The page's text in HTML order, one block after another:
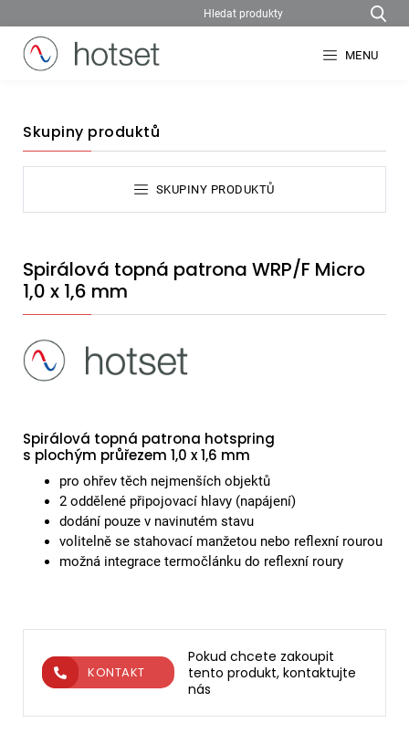
MENU
Skupiny produktů
SKUPINY PRODUKTŮ
Spirálová topná patrona WRP/F Micro
1,0 x 1,6 mm
Spirálová topná patrona hotspring
s plochým průřezem 1,0 x 1,6 mm
pro ohřev těch nejmenších objektů
2 oddělené připojovací hlavy (napájení)
dodání pouze v navinutém stavu
volitelně se stahovací manžetou nebo reflexní rourou
možná integrace termočlánku do reflexní roury
Pokud chcete zakoupit
tento produkt, kontaktujte
nás
KONTAKT